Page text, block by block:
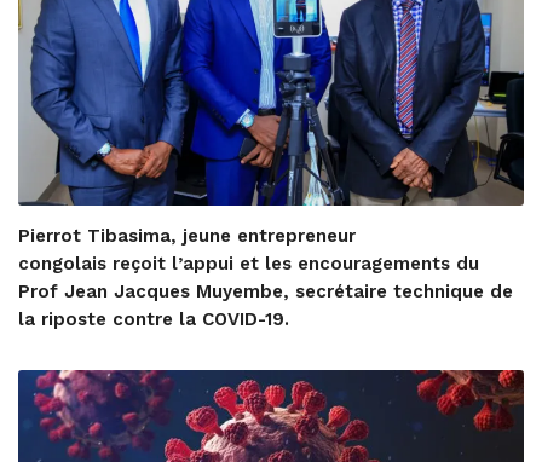
Pierrot Tibasima, jeune entrepreneur
congolais reçoit l’appui et les encouragements du
Prof Jean Jacques Muyembe, secrétaire technique de
la riposte contre la COVID-19.